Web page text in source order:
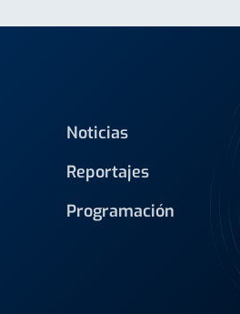
Noticias
Reportajes
Programación